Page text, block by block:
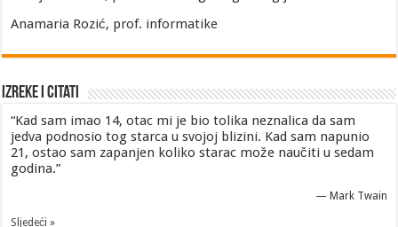
Anamaria Rozić, prof. informatike
Izreke i Citati
“Kad sam imao 14, otac mi je bio tolika neznalica da sam
jedva podnosio tog starca u svojoj blizini. Kad sam napunio
21, ostao sam zapanjen koliko starac može naučiti u sedam
godina.”
— Mark Twain
Sljedeći »